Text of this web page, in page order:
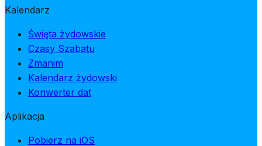
Kalendarz
Święta żydowskie
Czasy Szabatu
Zmanim
Kalendarz żydowski
Konwerter dat
Aplikacja
Pobierz na iOS